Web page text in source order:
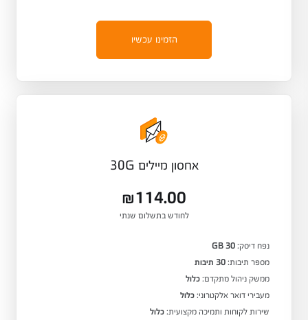
הזמינו עכשיו
אחסון מיילים 30G
₪114.00
לחודש בתשלום שנתי
נפח דיסק: 30 GB
מספר תיבות: 30 תיבות
ממשק ניהול מתקדם: כלול
מעבירי דואר אלקטרוני: כלול
שירות לקוחות ותמיכה מקצועית: כלול